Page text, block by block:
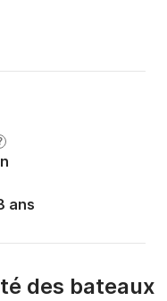
ans
des bateaux